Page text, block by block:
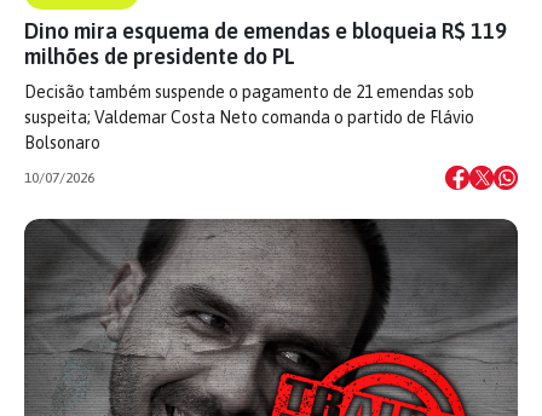
Dino mira esquema de emendas e bloqueia R$ 119
milhões de presidente do PL
Decisão também suspende o pagamento de 21 emendas sob
suspeita; Valdemar Costa Neto comanda o partido de Flávio
Bolsonaro
10/07/2026